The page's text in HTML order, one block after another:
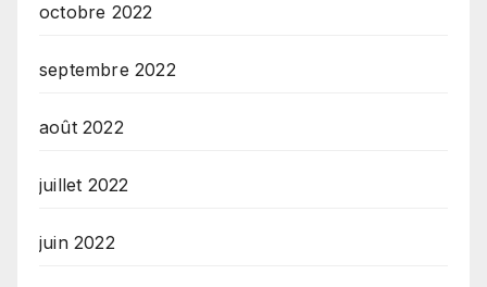
octobre 2022
septembre 2022
août 2022
juillet 2022
juin 2022